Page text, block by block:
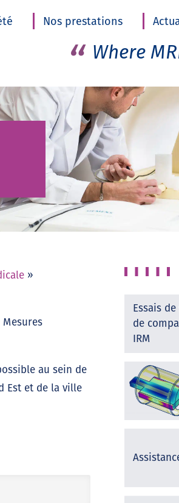
Nos prestations
Where
»
au sein de
Est et de la ville
Essais
de
IRM